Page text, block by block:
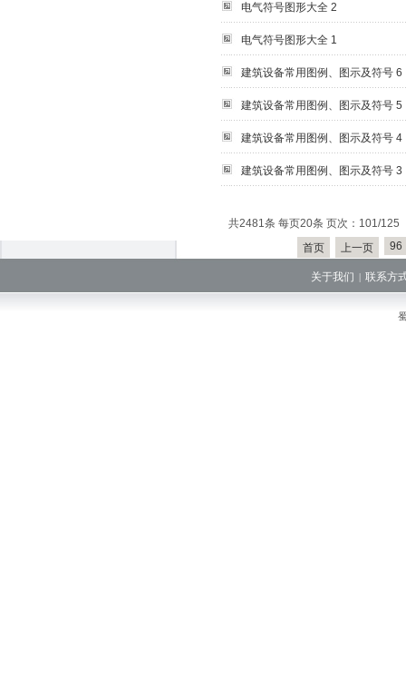
电气符号图形大全 2
电气符号图形大全 1
建筑设备常用图例、图示及符号 6
建筑设备常用图例、图示及符号 5
建筑设备常用图例、图示及符号 4
建筑设备常用图例、图示及符号 3
共2481条 每页20条 页次：101/125
首页
上一页 96
关于我们 | 联系方